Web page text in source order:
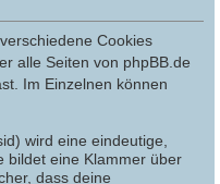
Cookies
alle Seiten von phpBB.de
Im Einzelnen können
wird eine eindeutige,
bildet eine Klammer über
dass deine